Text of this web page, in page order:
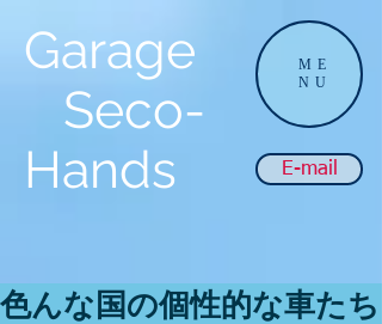
Garage
Seco-
Hands
E-mail
ME
NU
色んな国の個性的な車たち